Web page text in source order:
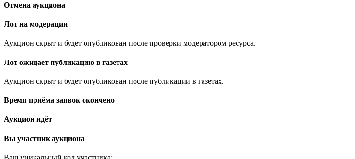
Отмена аукциона
Лот на модерации
Аукцион скрыт и будет опубликован после проверки модератором ресурса.
Лот ожидает публикацию в газетах
Аукцион скрыт и будет опубликован после публикации в газетах.
Время приёма заявок окончено
Аукцион идёт
Вы участник аукциона
Ваш уникальный код участника: .